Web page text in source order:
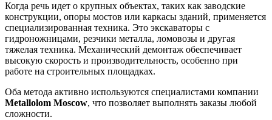
Когда речь идет о крупных объектах, таких как заводские
конструкции, опоры мостов или каркасы зданий, применяется
специализированная техника. Это экскаваторы с
гидроножницами, резчики металла, ломовозы и другая
тяжелая техника. Механический демонтаж обеспечивает
высокую скорость и производительность, особенно при
работе на строительных площадках.
Оба метода активно используются специалистами компании
Metallolom Moscow, что позволяет выполнять заказы любой
сложности.